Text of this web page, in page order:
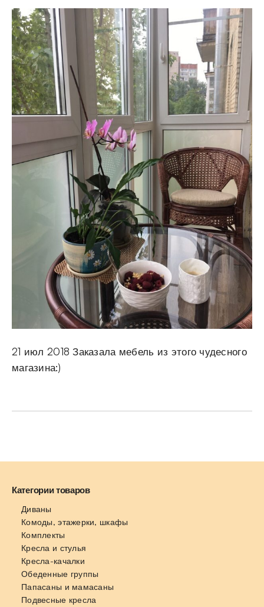
21 июл 2018 Заказала мебель из этого чудесного
магазина:)
Категории товаров
Диваны
Комоды, этажерки, шкафы
Комплекты
Кресла и стулья
Кресла-качалки
Обеденные группы
Папасаны и мамасаны
Подвесные кресла